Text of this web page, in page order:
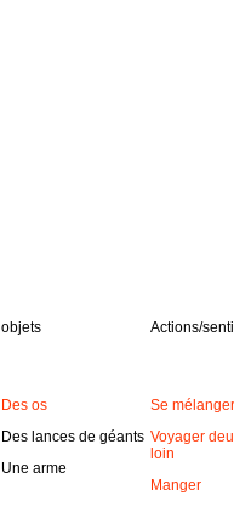
objets Actions/
Des os
Des lances de géants
Une arme
Se mélanger
Voyager
loin
Manger